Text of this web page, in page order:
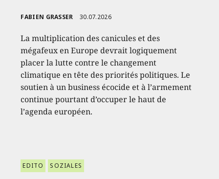
FABIEN GRASSER 30.07.2026
La multiplication des canicules et des
mégafeux en Europe devrait logiquement
placer la lutte contre le changement
climatique en tête des priorités politiques. Le
soutien à un business écocide et à l’armement
continue pourtant d’occuper le haut de
l’agenda européen.
EDITO SOZIALES